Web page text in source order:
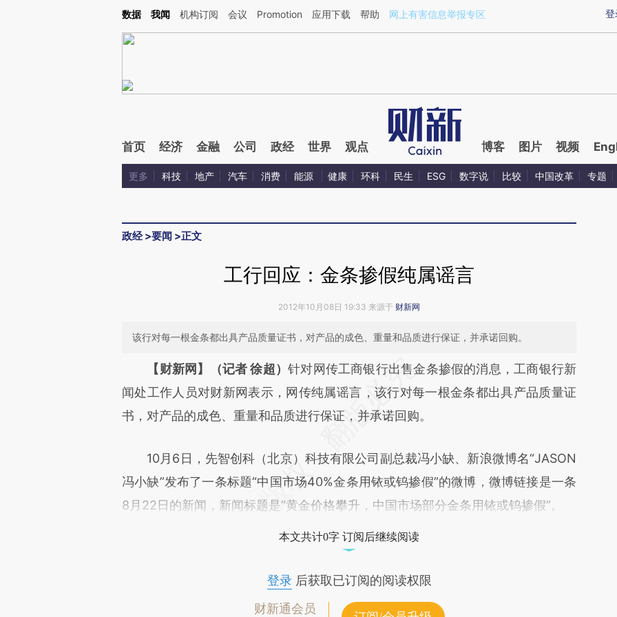
登
数据 我闻 机构订阅 会议 Promotion 应用下载 帮助 网上有害信息举报专区
首页 经济 金融 公司 政经 世界 观点 博客 图片 视频
更多 科技 地产 汽车 消费 能源 健康 环科 民生 ESG 数字说 比较 中国改革 专题
政经>要闻 >正文
工行回应：金条掺假纯属谣言
2012年10月08日 19:33 来源于 财新网
该行对每一根金条都出具产品质量证书，对产品的成色、重量和品质进行保证，并承诺回购。
【财新网】（记者 徐超）针对网传工商银行出售金条掺假的消息，工商银行新
闻处工作人员对财新网表示，网传纯属谣言，该行对每一根金条都出具产品质量证
书，对产品的成色、重量和品质进行保证，并承诺回购。
10月6日，先智创科（北京）科技有限公司副总裁冯小缺、新浪微博名“JASON
冯小缺”发布了一条标题“中国市场40%金条用铱或钨掺假”的微博，微博链接是一条
8月22日的新闻，新闻标题是“黄金价格攀升，中国市场部分金条用铱或钨掺假”。
本文共计0字 订阅后继续阅读
登录后获取已订阅的阅读权限
财新通会员